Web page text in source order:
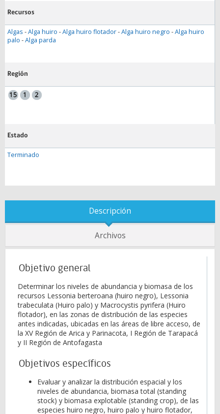
Recursos
Algas -Alga huiro -Alga huiro flotador-Alga huiro negro -Alga huiro
palo -Alga parda
Región
Estado
Terminado
Descripción
Archivos
Objetivo general
Determinar los niveles de abundancia y biomasa de los
recursos Lessonia berteroana (huiro negro), Lessonia
trabeculata (Huiro palo) y Macrocystis pyrifera (Huiro
flotador), en las zonas de distribución de las especies
antes indicadas, ubicadas en las áreas de libre acceso, de
la XV Región de Arica y Parinacota, I Región de Tarapacá
y II Región de Antofagasta
Objetivos específicos
Evaluar y analizar la distribución espacial y los
niveles de abundancia, biomasa total (standing
stock) y biomasa explotable (standing crop), de las
especies huiro negro, huiro palo y huiro flotador,